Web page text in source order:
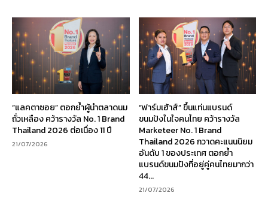
“แลคตาซอย” ตอกย้ำผู้นำตลาดนม
ถั่วเหลือง คว้ารางวัล No. 1 Brand
Thailand 2026 ต่อเนื่อง 11 ปี
21/07/2026
“ฟาร์มเฮ้าส์” ขึ้นแท่นแบรนด์
ขนมปังในใจคนไทย คว้ารางวัล
Marketeer No. 1 Brand
Thailand 2026 กวาดคะแนนนิยม
อันดับ 1 ของประเทศ ตอกย้ำ
แบรนด์ขนมปังที่อยู่คู่คนไทยมากว่า
44...
21/07/2026